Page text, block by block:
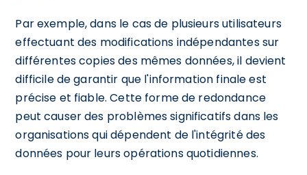
Par exemple, dans le cas de plusieurs utilisateurs
effectuant des modifications indépendantes sur
différentes copies des mêmes données, il devient
difficile de garantir que l'information finale est
précise et fiable. Cette forme de redondance
peut causer des problèmes significatifs dans les
organisations qui dépendent de l'intégrité des
données pour leurs opérations quotidiennes.